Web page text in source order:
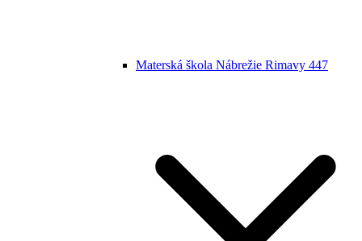
Materská škola Nábrežie Rimavy 447